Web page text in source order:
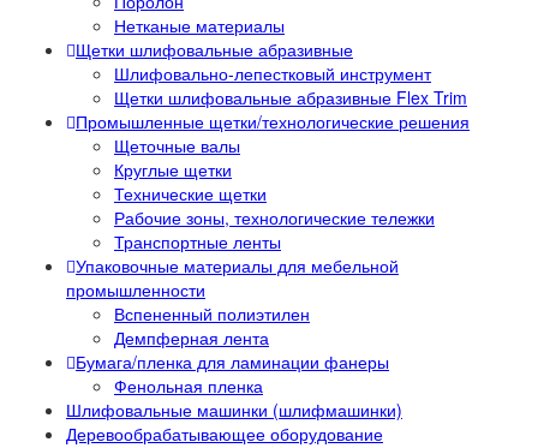
Нетканые материалы
Щетки шлифовальные абразивные
Шлифовально-лепестковый инструмент
Щетки шлифовальные абразивные Flex Trim
Промышленные щетки/технологические решения
Щеточные валы
Круглые щетки
Технические щетки
Рабочие зоны, технологические тележки
Транспортные ленты
Упаковочные материалы для мебельной
промышленности
Вспененный полиэтилен
Демпферная лента
Бумага/пленка для ламинации фанеры
Фенольная пленка
Шлифовальные машинки (шлифмашинки)
Деревообрабатывающее оборудование